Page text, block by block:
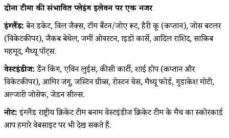
दोनों टीमों की संभावित प्लेइंग इलेवन पर एक नजर
इंग्लैंड:बेन डकेट, विल जैक्स, टॉम बैंटन/जोए रूट, हैरी ब्रूक (कप्तान), जोस बटलर
(विकेटकीपर), जैकब बेथेल, जमीं ओवरटन, ब्राइडों कार्से, आदिल राशिद, साकिब
महमूद, मैथ्यू पॉट्स.
वेस्टइंडीज:ब्रैंडन किंग, एविन लुईस, कीसी कार्टी, शाई होप (कप्तान और
विकेटकीपर), आमिर जंगू, जस्टिन ग्रीव्स, रोस्टन चेस, मैथ्यू फोर्ड, गुडाकेश मोटी,
अल्जारी जोसेफ, जेडन सील्स.
नोट:इंग्लैंड राष्ट्रीय क्रिकेट टीम बनाम वेस्टइंडीज क्रिकेट टीम के मैच का स्कोरकार्ड
आप हमारे वेबसाइट पर भी देख सकते हैं.